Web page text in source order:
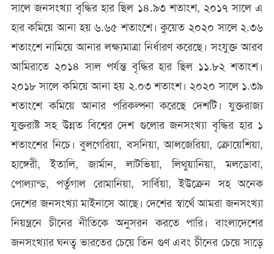
সালে জনসংখ্যা বৃদ্ধির হার ছিল ১৪.৯৩ শতাংশ, ২০১৭ সালে এ
হার কমিয়ে আনা হয় ৬.৬৫ শতাংশে। কুয়েত ২০২০ সালে ২.৩৬
শতাংশে নামিয়ে আনার লক্ষ্যমাত্রা নির্ধারণ করেছে। সংযুক্ত আরব
আমিরাতে ২০১৪ সাল পর্যন্ত বৃদ্ধির হার ছিল ১১.৮২ শতাংশ।
২০১৮ সালে কমিয়ে আনা হয় ২.০৩ শতাংশ। ২০২০ সালে ১.৩৯
শতাংশে কমিয়ে আনার পরিকল্পনা করেছে দেশটি। যুক্তরাজ্য
যুক্তরাষ্ট সহ উন্নত বিশ্বের দেশ গুলোর জনসংখ্যা বৃদ্ধির হার ১
শতাংশের নিচে। বুলগেরিয়া, বসনিয়া, আলজেরিয়া, ক্রোয়েশিয়া,
হাঙ্গেরী, ইতালি, জার্মান, লাটভিয়া, লিথুয়ানিয়া, মলডোবা,
পোল্যান্ড, পর্তুগাল রোমানিয়া, সার্বিয়া, ইউক্রেন সহ অনেক
দেশের জনসংখ্যা মাইনাসে আছে। দেশের স্বার্থে আমরা জনসংখ্যা
নিয়ন্ত্রনে চীনের নীতিকে অনুসরন করতে পারি। বাংলাদেশের
জনসংখ্যার ঘনত্ব ভারতের চেয়ে তিন গুণ এবং চীনের চেয়ে সাড়ে